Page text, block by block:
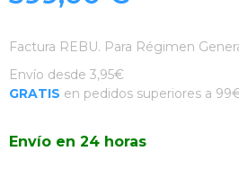
Factura REBU. Para Régimen
Envío desde 3,95€
GRATIS en pedidos superiores a
Envío en 24 horas